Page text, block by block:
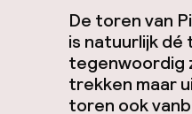
De toren van
is natuurlijk
tegenwoordig
trekken maar
toren ook